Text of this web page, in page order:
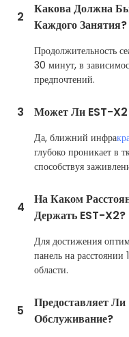
2
Какова Должна
Каждого Занятия?
Продолжительность
30 минут, в
предпочтений.
3 Может Ли EST-X2
Да, ближний инфра
глубоко проникает в
способствуя
4
На Каком
Держать EST-X2?
Для достижения
панель на
области.
5
Предоставляет
Обслуживание?